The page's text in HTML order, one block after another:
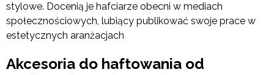
stylowe. Docenią je hafciarze obecni w mediach
społecznościowych, lubiący publikować swoje prace w
estetycznych aranżacjach
Akcesoria do haftowania od